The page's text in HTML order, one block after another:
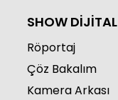
SHOW DİJİTAL
Röportaj
Çöz Bakalım
Kamera Arkası